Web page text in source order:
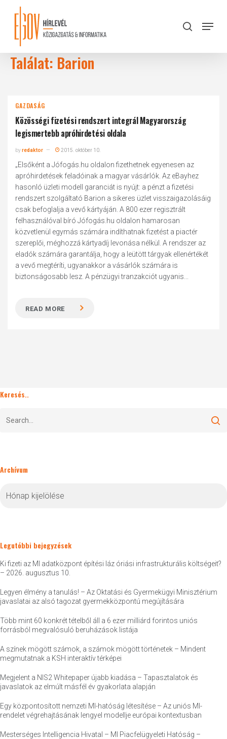
content
search
Menu
Találat: Barion
GAZDASÁG
Közösségi fizetési rendszert integrál Magyarország
legismertebb apróhirdetési oldala
byredaktor 2015. október 10.
„Elsőként a Jófogás.hu oldalon fizethetnek egyenesen az
apróhirdetések feladóinak a magyar vásárlók. Az eBayhez
hasonló üzleti modell garanciát is nyújt: a pénzt a fizetési
rendszert szolgáltató Barion a sikeres üzlet visszaigazolásáig
csak befoglalja a vevő kártyáján. A 800 ezer regisztrált
felhasználóval bíró Jófogás.hu oldalon hamarosan
közvetlenül egymás számára indíthatnak fizetést a piactér
szereplői, méghozzá kártyadíj levonása nélkül. A rendszer az
eladók számára garantálja, hogy a leütött tárgyak ellenértékét
a vevő megtéríti, ugyanakkor a vásárlók számára is
biztonságosabb lesz. A pénzügyi tranzakciót ugyanis...
READ MORE
Keresés..
Archívum
Legutóbbi bejegyzések
Ki fizeti az MI adatközpont építési láz óriási infrastrukturális költségeit?
– 2026. augusztus 10.
Legyen élmény a tanulás! – Az Oktatási és Gyermekügyi Minisztérium
javaslatai az alsó tagozat gyermekközpontú megújítására
Több mint 60 konkrét tételből áll a 6 ezer milliárd forintos uniós
forrásból megvalósuló beruházások listája
A színek mögött számok, a számok mögött történetek – Mindent
megmutatnak a KSH interaktív térképei
Megjelent a NIS2 Whitepaper újabb kiadása – Tapasztalatok és
javaslatok az elmúlt másfél év gyakorlata alapján
Egy központosított nemzeti MI-hatóság létesítése – Az uniós MI-
rendelet végrehajtásának lengyel modellje európai kontextusban
Mesterséges Intelligencia Hivatal – MI Piacfelügyeleti Hatóság –
Close